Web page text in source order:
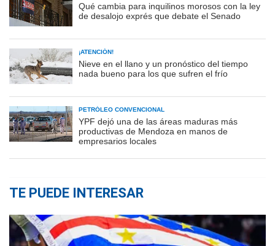
Qué cambia para inquilinos morosos con la ley
de desalojo exprés que debate el Senado
¡ATENCIÓN!
Nieve en el llano y un pronóstico del tiempo
nada bueno para los que sufren el frío
PETRÓLEO CONVENCIONAL
YPF dejó una de las áreas maduras más
productivas de Mendoza en manos de
empresarios locales
TE PUEDE INTERESAR